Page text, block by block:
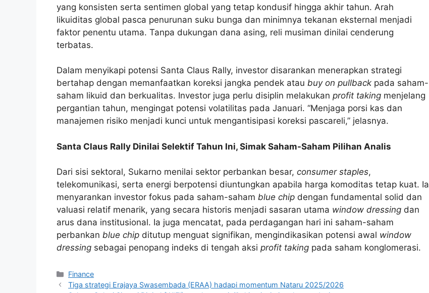
yang konsisten serta sentimen global yang tetap kondusif hingga akhir tahun. Arah
likuiditas global pasca penurunan suku bunga dan minimnya tekanan eksternal menjadi
faktor penentu utama. Tanpa dukungan dana asing, reli musiman dinilai cenderung
terbatas.
Dalam menyikapi potensi Santa Claus Rally, investor disarankan menerapkan strategi
bertahap dengan memanfaatkan koreksi jangka pendek atau buy on pullback pada saham-
saham likuid dan berkualitas. Investor juga perlu disiplin melakukan profit taking menjelang
pergantian tahun, mengingat potensi volatilitas pada Januari. “Menjaga porsi kas dan
manajemen risiko menjadi kunci untuk mengantisipasi koreksi pascareli,” jelasnya.
Santa Claus Rally Dinilai Selektif Tahun Ini, Simak Saham-Saham Pilihan Analis
Dari sisi sektoral, Sukarno menilai sektor perbankan besar, consumer staples,
telekomunikasi, serta energi berpotensi diuntungkan apabila harga komoditas tetap kuat. Ia
menyarankan investor fokus pada saham-saham blue chip dengan fundamental solid dan
valuasi relatif menarik, yang secara historis menjadi sasaran utama window dressing dan
arus dana institusional. Ia juga mencatat, pada perdagangan hari ini saham-saham
perbankan blue chip ditutup menguat signifikan, mengindikasikan potensi awal window
dressing sebagai penopang indeks di tengah aksi profit taking pada saham konglomerasi.
Categories
Finance
Tiga strategi Erajaya Swasembada (ERAA) hadapi momentum Nataru 2025/2026